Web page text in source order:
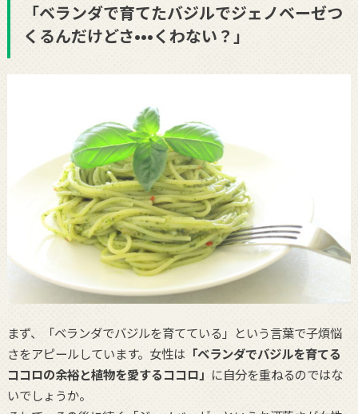
「ベランダで育てたバジルでジェノベーゼつ
くるんだけどさ•••くわない？」
まず、「ベランダでバジルを育てている」という言葉で子煩悩
さをアピールしています。女性は 「ベランダでバジルを育てる
ココロの余裕と植物を愛するココロ」 に自分を重ねるのではな
いでしょうか。